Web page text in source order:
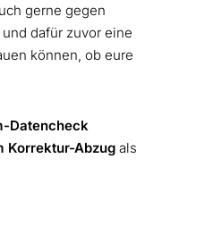
gerne gegen
dafür zuvor eine
können, ob eure
Datencheck
Korrektur-Abzugals